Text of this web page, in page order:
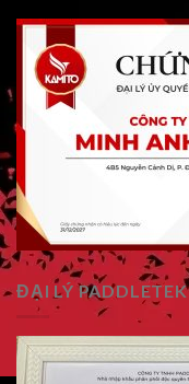
ĐẠI LÝ PADDLETEK